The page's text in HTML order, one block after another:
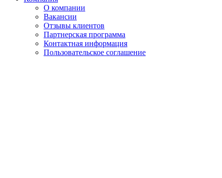
О компании
Вакансии
Отзывы клиентов
Партнерская программа
Контактная информация
Пользовательское соглашение